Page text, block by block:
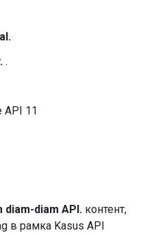
.
API 11
diam-diam API. контент,
в рамка Kasus API